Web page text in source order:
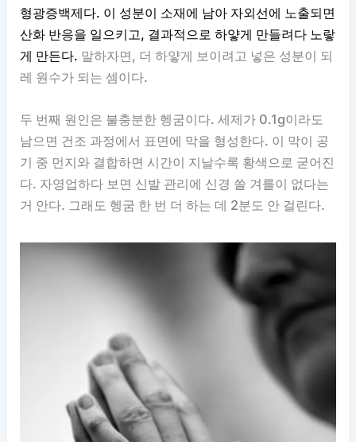
형광증백제다. 이 성분이 소재에 남아 자외선에 노출되면
산화 반응을 일으키고, 결과적으로 하얗게 만들려다 노랗
게 만든다. 말하자면, 더 하얗게 보이려고 넣은 성분이 되
레 원수가 되는 셈이다.
두 번째 원인은 불충분한 헹굼이다. 세제가 0.1g이라도
남으면 건조 과정에서 표면에 막을 형성한다. 이 막이 공
기 중 먼지와 결합하면 시간이 지날수록 황색으로 굳어진
다. 자영업하다 보면 신발 관리에 신경 쓸 겨를이 없다는
거 안다. 그래도 헹굼 한 번 더 하는 데 2분도 안 걸린다.